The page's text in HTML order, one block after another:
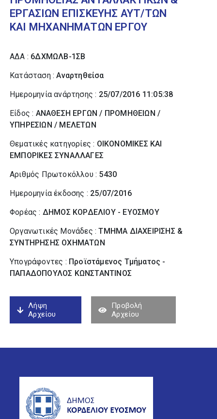
ΕΡΓΑΣΙΩΝ ΕΠΙΣΚΕΥΗΣ ΑΥΤ/ΤΩΝ
ΚΑΙ ΜΗΧΑΝΗΜΑΤΩΝ ΕΡΓΟΥ
ΑΔΑ : 6ΔΧΜΩΛΒ-1ΣΒ
Κατάσταση :Αναρτηθείσα
Ημερομηνία ανάρτησης : 25/07/2016 11:05:38
Είδος : ΑΝΑΘΕΣΗ ΕΡΓΩΝ / ΠΡΟΜΗΘΕΙΩΝ /
ΥΠΗΡΕΣΙΩΝ / ΜΕΛΕΤΩΝ
Θεματικές κατηγορίες : ΟΙΚΟΝΟΜΙΚΕΣ ΚΑΙ
ΕΜΠΟΡΙΚΕΣ ΣΥΝΑΛΛΑΓΕΣ
Αριθμός Πρωτοκόλλου : 5430
Ημερομηνία έκδοσης : 25/07/2016
Φορέας : ΔΗΜΟΣ ΚΟΡΔΕΛΙΟΥ - ΕΥΟΣΜΟΥ
Οργανωτικές Μονάδες :ΤΜΗΜΑ ΔΙΑΧΕΙΡΙΣΗΣ &
ΣΥΝΤΗΡΗΣΗΣ ΟΧΗΜΑΤΩΝ
Υπογράφοντες : Προϊστάμενος Τμήματος -
ΠΑΠΑΔΟΠΟΥΛΟΣ ΚΩΝΣΤΑΝΤΙΝΟΣ
Λήψη
Αρχείου
Προβολή
Αρχείου